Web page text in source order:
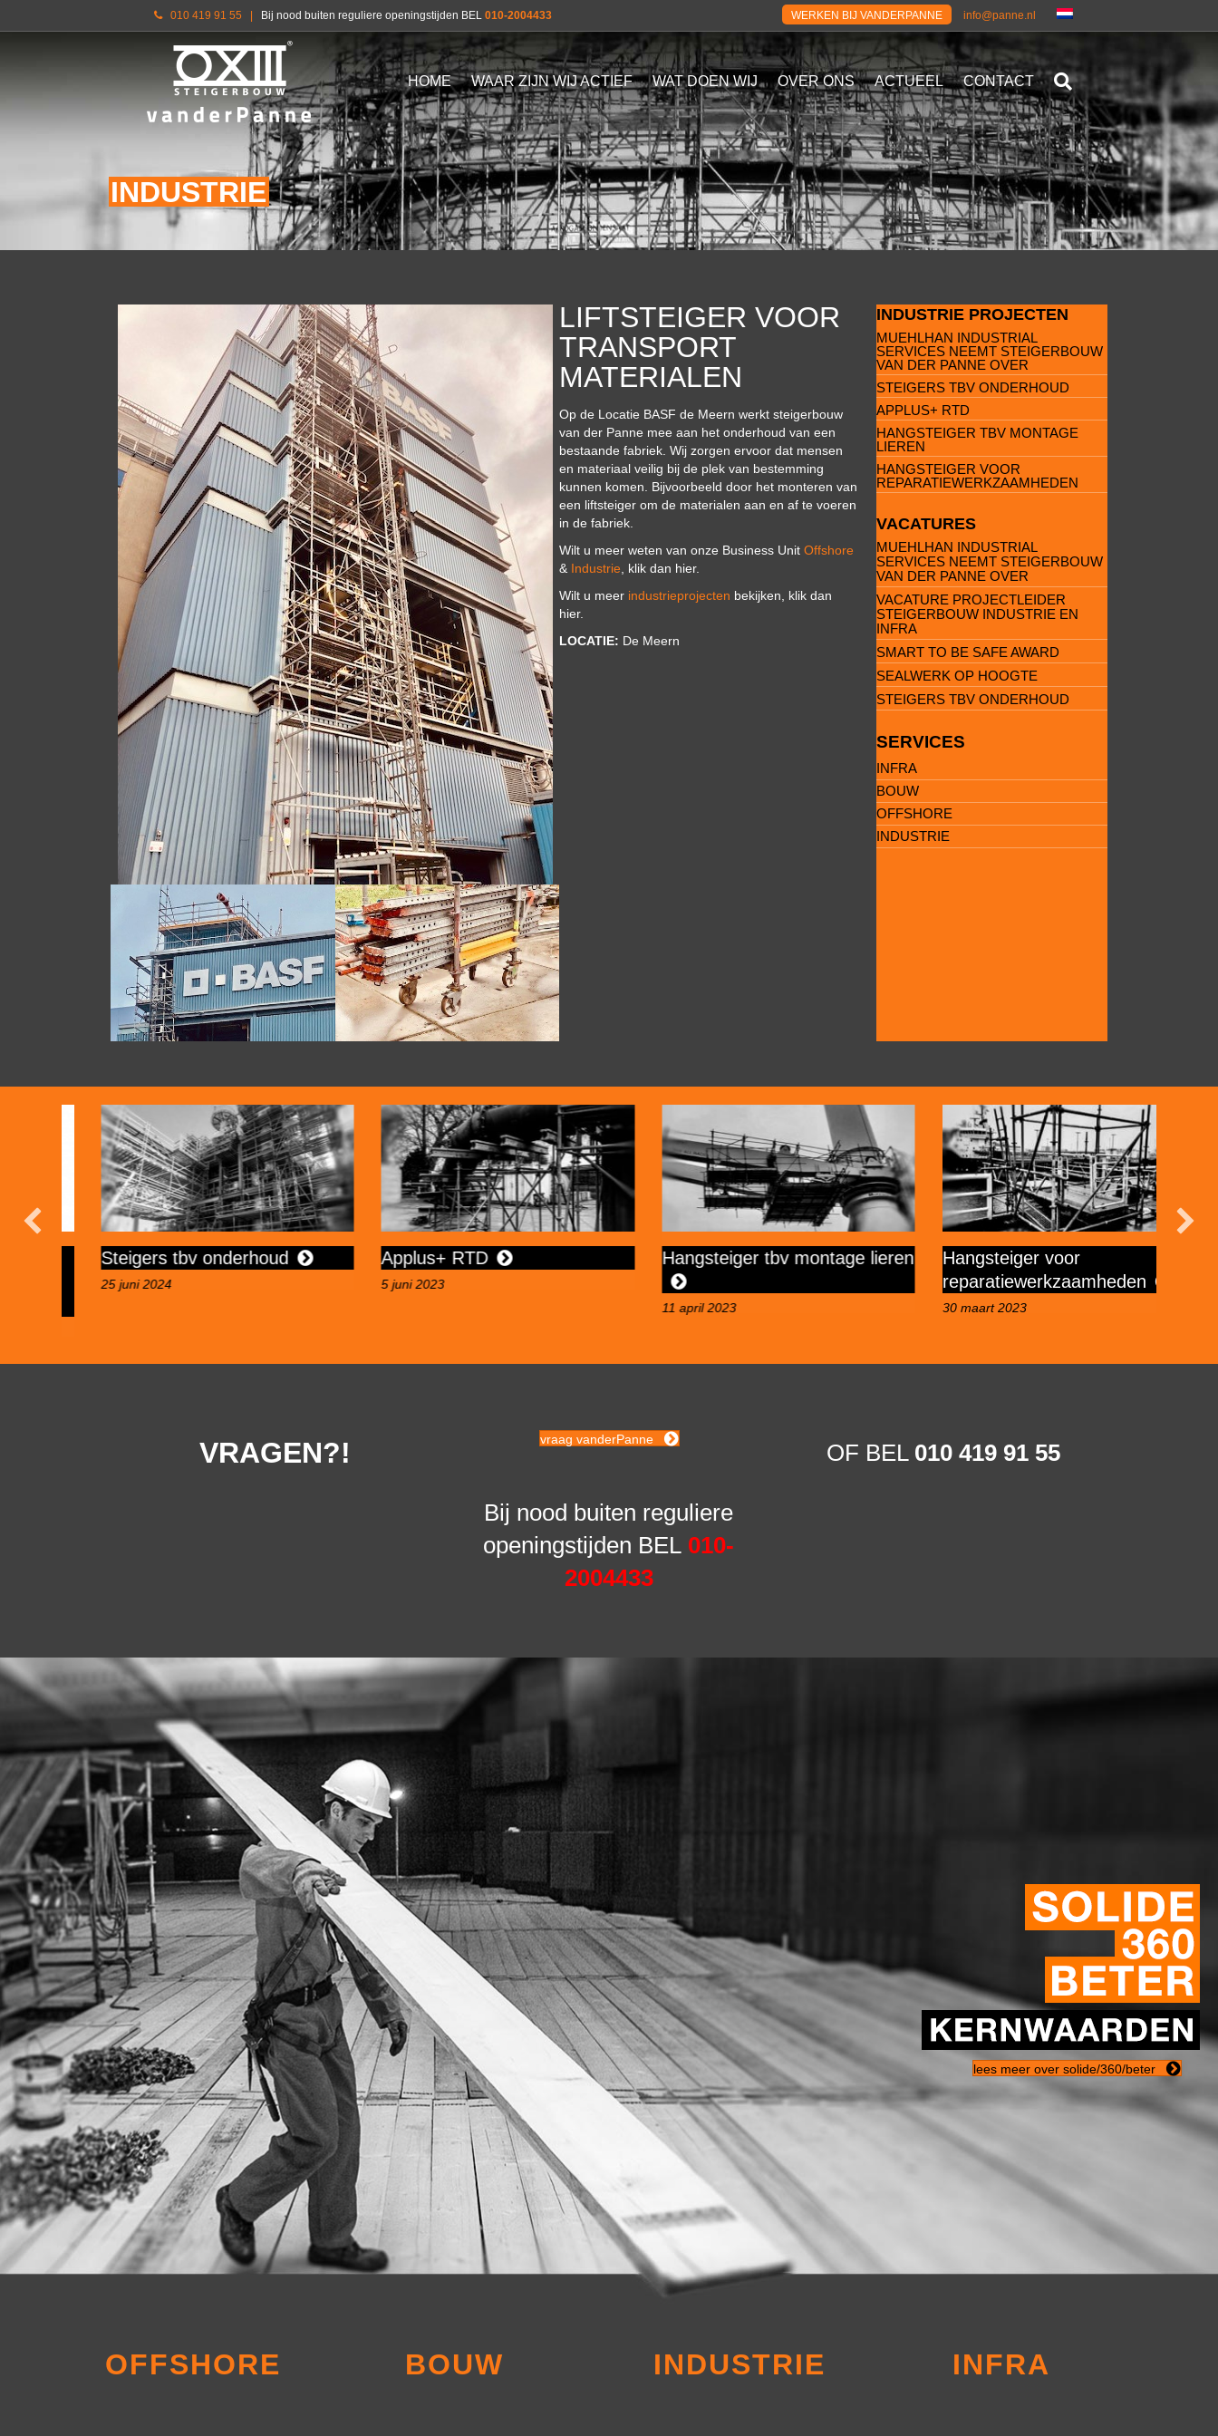
010 419 91 55 Bij nood buiten reguliere openingstijden BEL 010-2004433 WERKEN BIJ VANDERPANNE info@panne.nl
HOME WAAR ZIJN WIJ ACTIEF WAT DOEN WIJ OVER ONS ACTUEEL CONTACT
INDUSTRIE
LIFTSTEIGER VOOR
TRANSPORT
MATERIALEN
Op de Locatie BASF de Meern werkt steigerbouw
van der Panne mee aan het onderhoud van een
bestaande fabriek. Wij zorgen ervoor dat mensen
en materiaal veilig bij de plek van bestemming
kunnen komen. Bijvoorbeeld door het monteren van
een liftsteiger om de materialen aan en af te voeren
in de fabriek.
Wilt u meer weten van onze Business UnitOffshore
& Industrie , klik dan hier.
Wilt u meer industrieprojecten bekijken, klik dan
hier.
LOCATIE: De Meern
INDUSTRIE PROJECTEN
MUEHLHAN INDUSTRIAL
SERVICES NEEMT STEIGERBOUW
VAN DER PANNE OVER
STEIGERS TBV ONDERHOUD
APPLUS+ RTD
HANGSTEIGER TBV MONTAGE
LIEREN
HANGSTEIGER VOOR
REPARATIEWERKZAAMHEDEN
VACATURES
MUEHLHAN INDUSTRIAL
SERVICES NEEMT STEIGERBOUW
VAN DER PANNE OVER
VACATURE PROJECTLEIDER
STEIGERBOUW INDUSTRIE EN
INFRA
SMART TO BE SAFE AWARD
SEALWERK OP HOOGTE
STEIGERS TBV ONDERHOUD
SERVICES
INFRA
BOUW
OFFSHORE
INDUSTRIE
Steigers tbv onderhoud
25 juni 2024
Applus+ RTD
5 juni 2023
Hangsteiger tbv montage lieren
11 april 2023
Hangsteiger voor
reparatiewerkzaamheden
30 maart 2023
VRAGEN?! vraag vanderPanne OF BEL 010 419 91 55
Bij nood buiten reguliere
openingstijden BEL 010-
2004433
lees meer over solide/360/beter
OFFSHORE BOUW INDUSTRIE INFRA